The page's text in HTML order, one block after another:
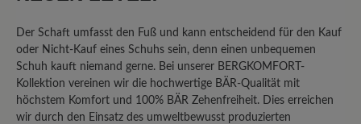
Bewerten Sie dieses Produkt!
Teilen Sie Ihre Erfahrungen mit anderen
Kunden.
Der Schaft umfasst den Fuß und kann entscheidend für den Kauf
oder Nicht-Kauf eines Schuhs sein, denn einen unbequemen
Schuh kauft niemand gerne. Bei unserer BERGKOMFORT-
Kollektion vereinen wir die hochwertige BÄR-Qualität mit
höchstem Komfort und 100% BÄR Zehenfreiheit. Dies erreichen
wir durch den Einsatz des umweltbewusst produzierten